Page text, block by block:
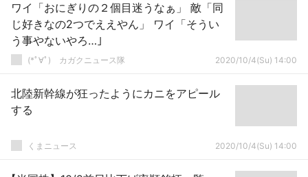
ワイ「おにぎりの２個目迷うなぁ」 敵「同
じ好きなの2つでええやん」 ワイ「そうい
う事やないやろ…｣
(*ﾟ∀ﾟ)ゞカガクニュース隊 2020/10/4(Su) 14:00
北陸新幹線が狂ったようにカニをアピール
する
くまニュース 2020/10/4(Su) 14:00